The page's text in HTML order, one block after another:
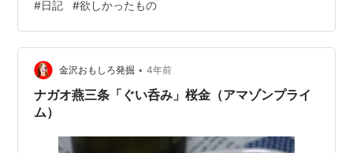
＋扇風機 冬はポータブル電源＋電気毛布 この組み合わせ
をよく見ていたので 今回「防災の日」にあわせてキャン
ペーンをしていたのでポチった いやらしくもあるが値段
に触れると 僕にとって、ほぼ一ヶ月の生活費の値段 こん
な買い物をしたのもノートパソコンを買った以来か 正
直、誰かに言われる…
#日記 #欲しかったもの
金沢おもしろ発掘 • 4年前
ナガオ燕三条「ぐい呑み」桜金（アマゾンプライ
ム）